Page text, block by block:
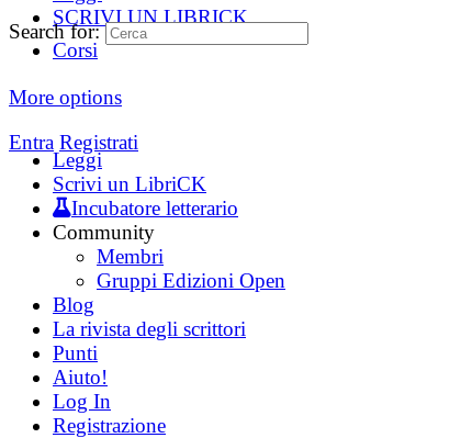
SCRIVI UN LIBRICK
Corsi
More options
Entra Registrati
Search for:
Leggi
Scrivi un LibriCK
Incubatore letterario
Community
Membri
Gruppi Edizioni Open
Blog
La rivista degli scrittori
Punti
Aiuto!
Log In
Registrazione